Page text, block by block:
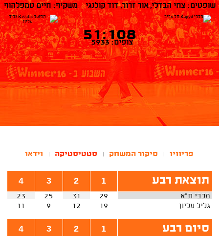
שופטים: צחי הבדלי, אור זרור, דוד קולנגי משקיף: חיים טמפלהוף
51:108
צופים: 5933
פריוויו סיקור המשחק סטטיסטיקה וידאו
תוצאת רבע 1
2
3
4
מכבי ת"א 29
31
25
23
גליל עליון
19
12
9
11
סיום רבע 1
2
3
4